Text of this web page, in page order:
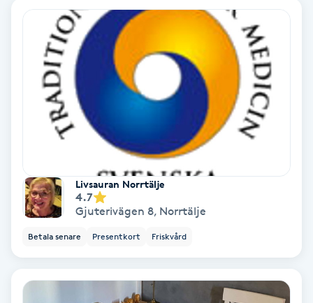
Liktornar
LPG-behandling
LPG-massage
Lymfmassage
Läpptatuering
Livsauran Norrtälje
4.7
Gjuterivägen 8, Norrtälje
Betala senare Presentkort Friskvård